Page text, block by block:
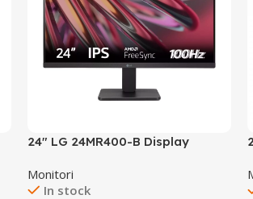
24″ LG 24MR400-B Display
Monitori
In stock